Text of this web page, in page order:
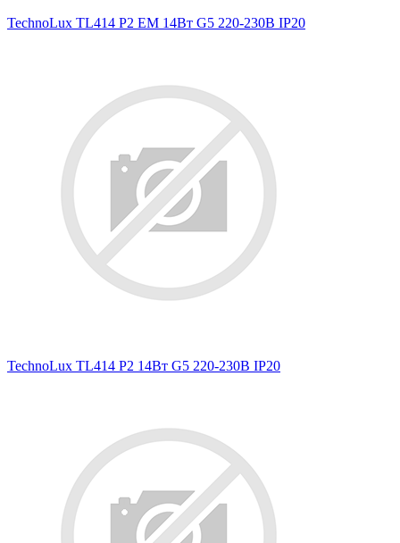
TechnoLux TL414 P2 EM 14Вт G5 220-230В IP20
TechnoLux TL414 P2 14Вт G5 220-230В IP20